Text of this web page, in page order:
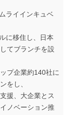
ライインキュベ
に移住し、日本
てブランチを設
プ企業約140社に
をし、
援、大企業とス
ノベーション推